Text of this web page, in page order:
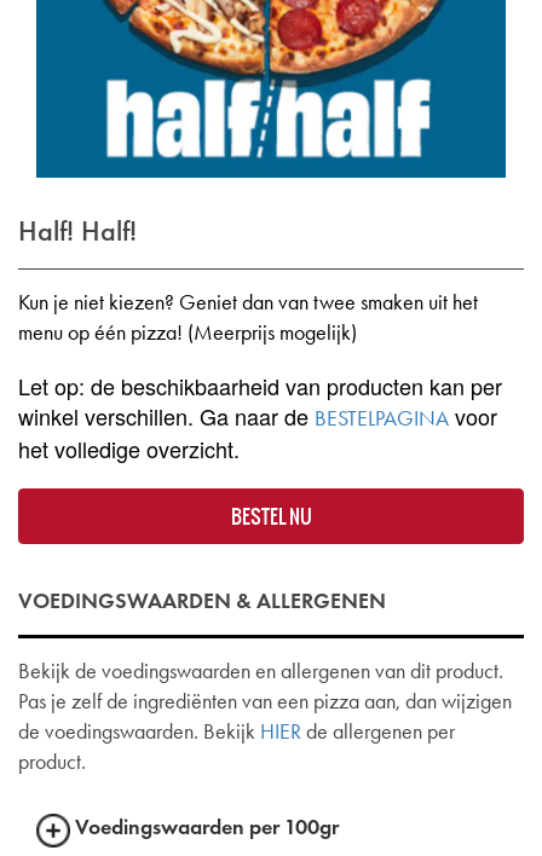
Half! Half!
Kun je niet kiezen? Geniet dan van twee smaken uit het
menu op één pizza! (Meerprijs mogelijk)
Let op: de beschikbaarheid van producten kan per
winkel verschillen. Ga naar de BESTELPAGINA voor
het volledige overzicht.
BESTEL NU
VOEDINGSWAARDEN & ALLERGENEN
Bekijk de voedingswaarden en allergenen van dit product.
Pas je zelf de ingrediënten van een pizza aan, dan wijzigen
de voedingswaarden. Bekijk HIERde allergenen per
product.
Voedingswaarden per 100gr